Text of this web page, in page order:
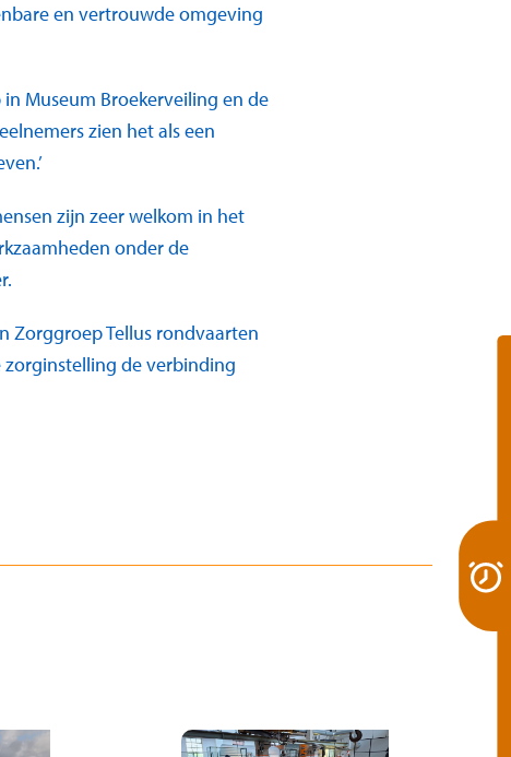
en vertrouwde omgeving
Museum Broekerveiling en de
zien het als een
zijn zeer welkom in het
onder de
Zorggroep Tellus rondvaarten
de verbinding